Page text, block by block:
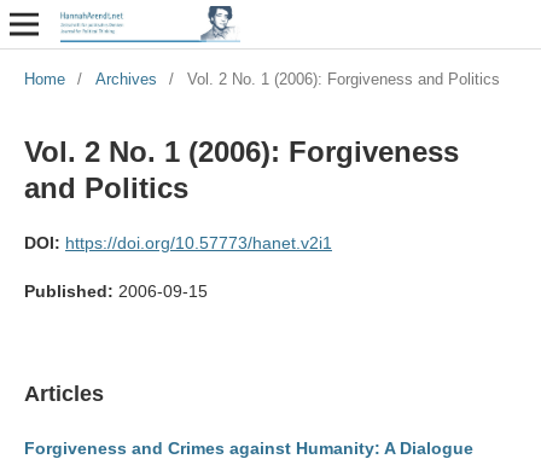
Home / Archives / Vol. 2 No. 1 (2006): Forgiveness and Politics
Vol. 2 No. 1 (2006): Forgiveness
and Politics
DOI: https://doi.org/10.57773/hanet.v2i1
Published: 2006-09-15
Articles
Forgiveness and Crimes against Humanity: A Dialogue